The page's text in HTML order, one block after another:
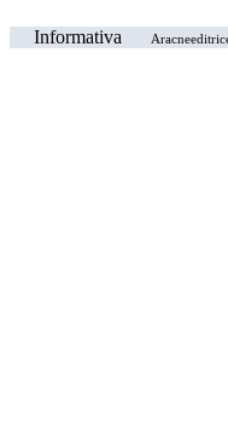
Informativa